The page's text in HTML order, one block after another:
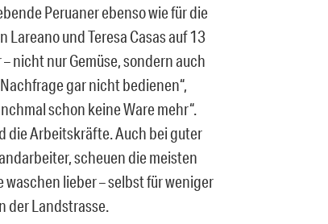
Peruaner ebenso wie für die
und Teresa Casas auf 13
nicht nur Gemüse, sondern auch
gar nicht bedienen“,
schon keine Ware mehr“.
die Arbeitskräfte. Auch bei guter
scheuen die meisten
lieber – selbst für weniger
der Landstrasse.